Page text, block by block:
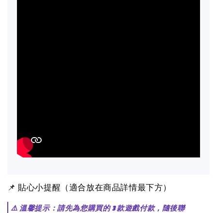
📌 貼心小提醒（適合放在商品詳情最下方）
⚠️ 溫馨提示：請先為您購買的 3 款遊戲付款，隨後聯